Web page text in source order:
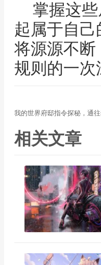
掌握这
起属于自
将源源不
规则的一次
我的世界府邸指令探秘，通
相关文章